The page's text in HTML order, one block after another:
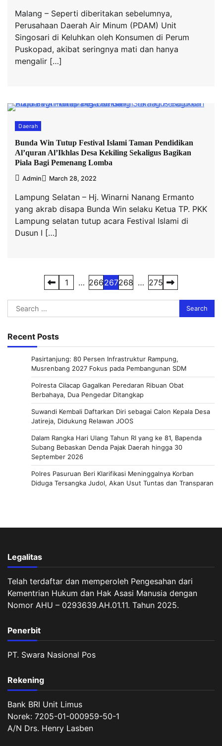
Malang – Seperti diberitakan sebelumnya,
Perusahaan Daerah Air Minum (PDAM) Unit
Singosari di Keluhkan oleh Konsumen di Perum
Puskopad, akibat seringnya mati dan hanya
mengalir […]
Daerah
Bunda Win Tutup Festival Islami Taman Pendidikan
Al’quran Al’Ikhlas Desa Kekiling Sekaligus Bagikan
Piala Bagi Pemenang Lomba
Admin March 28, 2022
Lampung Selatan – Hj. Winarni Nanang Ermanto
yang akrab disapa Bunda Win selaku Ketua TP. PKK
Lampung selatan tutup acara Festival Islami di
Dusun I […]
pagination
1 … 266267268 … 275
Search
for:
Recent Posts
Pasirtanjung: 80 Persen Infrastruktur Rampung,
Musrenbang 2027 Fokus pada Pembangunan SDM
Polresta Cilacap Gagalkan Peredaran Ribuan Obat
Berbahaya, Dua Pengedar Ditangkap
Suwandi Kembali Daftarkan Diri sebagai Calon Kepala Desa
Jatireja, Didukung Relawan JOOS
Dalam Rangka Hari Ulang Tahun RI yang ke 81, Bapenda
Subang Bebaskan Denda Pajak Daerah hingga 30
September 2026
Polres Pasuruan Beri Klarifikasi Meninggalnya Korban
Diduga Tersangka Judol, Akan Usut Tuntas dan Transparan
Legalitas
Telah terdaftar dan memperoleh Pengesahan dari
Kementrian Hukum dan Hak Asasi Manusia dengan
Nomor AHU – 0293639.AH.01.11. Tahun 2025.
Penerbit
PT. Swara Nasional Pos
Rekening
Bank BRI Unit Limus
Norek: 7205-01-000959-50-1
A/N Drs. Henry Lasben